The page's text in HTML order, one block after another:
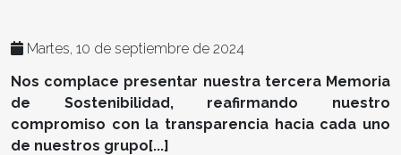
Martes, 10 de septiembre de 2024
Nos complace presentar nuestra tercera Memoria
de Sostenibilidad, reafirmando nuestro
compromiso con la transparencia hacia cada uno
de nuestros grupo[...]